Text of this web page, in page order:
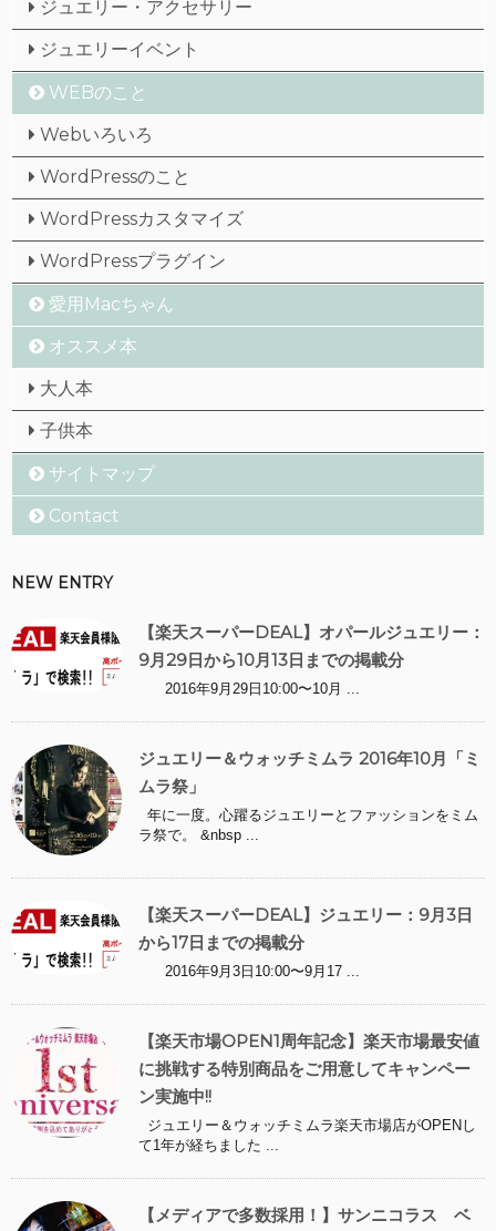
ジュエリー・アクセサリー
ジュエリーイベント
WEBのこと
Webいろいろ
WordPressのこと
WordPressカスタマイズ
WordPressプラグイン
愛用Macちゃん
オススメ本
大人本
子供本
サイトマップ
Contact
NEW ENTRY
【楽天スーパーDEAL】オパールジュエリー：
9月29日から10月13日までの掲載分
2016年9月29日10:00〜10月 ...
ジュエリー＆ウォッチミムラ 2016年10月「ミ
ムラ祭」
年に一度。心躍るジュエリーとファッションをミム
ラ祭で。 &nbsp ...
【楽天スーパーDEAL】ジュエリー：9月3日
から17日までの掲載分
2016年9月3日10:00〜9月17 ...
【楽天市場OPEN1周年記念】楽天市場最安値
に挑戦する特別商品をご用意してキャンペー
ン実施中!!
ジュエリー＆ウォッチミムラ楽天市場店がOPENし
て1年が経ちました ...
【メディアで多数採用！】サンニコラス ベ